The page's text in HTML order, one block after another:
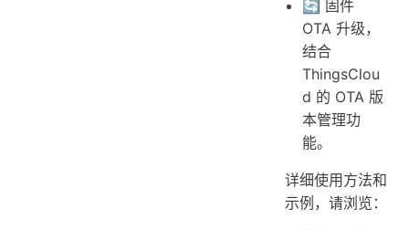
🔄 固件
OTA 升级，
结合
ThingsClou
d 的 OTA 版
本管理功
能。
详细使用方法和
示例，请浏览：